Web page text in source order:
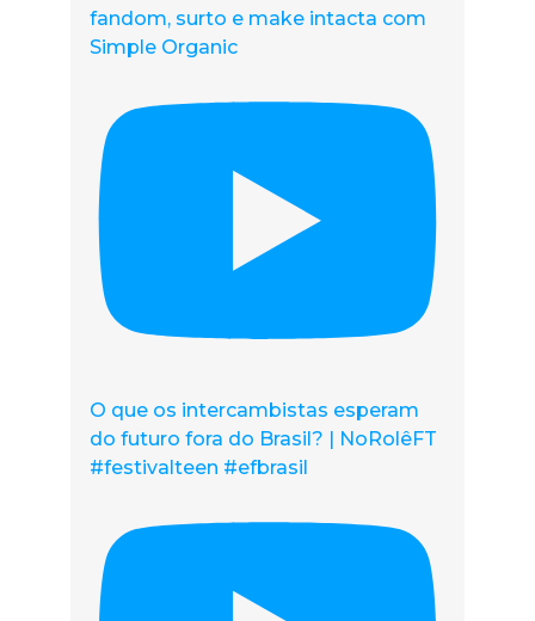
fandom, surto e make intacta com
Simple Organic
O que os intercambistas esperam
do futuro fora do Brasil? | NoRolêFT
#festivalteen #efbrasil